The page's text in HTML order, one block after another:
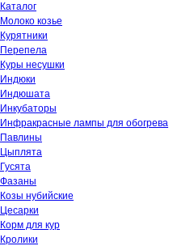
Каталог
Молоко козье
Курятники
Перепела
Куры несушки
Индюки
Индюшата
Инкубаторы
Инфракрасные лампы для обогрева
Павлины
Цыплята
Гусята
Фазаны
Козы нубийские
Цесарки
Корм для кур
Кролики